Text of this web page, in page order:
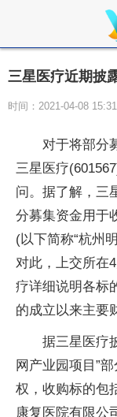
三星医疗近期披
时间：2021-04-08
对于将部分
三星医疗
问。据了解，三
分募集资金用于
(以下简称“杭州
对此，上交所在
疗详细说明各标
的成立以来主要
据三星医疗
网产业园项目”
权，收购标的包
康复医院有限公